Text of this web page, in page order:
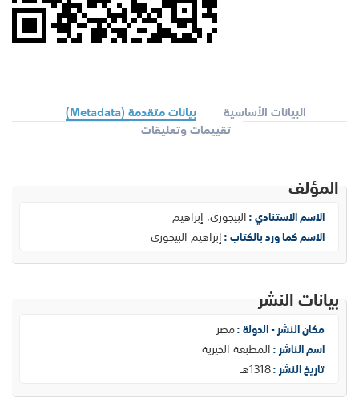
البيانات الأساسية
بيانات متقدمة (Metadata)
تقييمات وتعليقات
المؤلف
الاسم الاستنادي :البيجوري، إبراهيم
الاسم كما ورد بالكتاب :إبراهيم البيجوري
بيانات النشر
مكان النشر - الدولة :مصر
اسم الناشر :المطبعة الخيرية
تاريخ النشر :1318هـ